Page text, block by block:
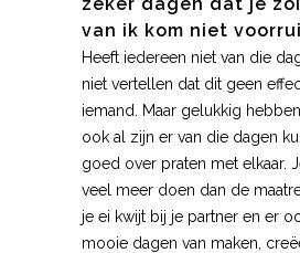
van ik kom niet
Heeft iedereen niet van die
niet vertellen dat dit geen
iemand. Maar gelukkig
ook al zijn er van die dagen
goed over praten met elkaar.
veel meer doen dan de
je ei kwijt bij je partner en er
mooie dagen van maken,